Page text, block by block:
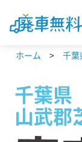
ホーム 千葉
千葉県
山武郡